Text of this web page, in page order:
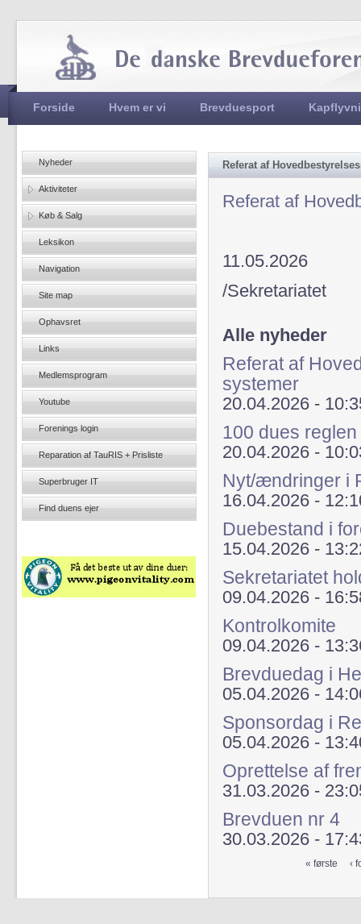
Hovedmenu
Forside Hvem er vi Brevduesport
Referat af
Referat af
11.05.2026
/Sekretariatet
Alle nyheder
Referat af
systemer
20.04.2026 -
100 dues
20.04.2026 -
Nyt/ændringer i
16.04.2026 -
Duebestand i
15.04.2026 -
Sekretariatet
09.04.2026 -
Kontrolkomite
09.04.2026 -
Brevduedag i
05.04.2026 -
Sponsordag i
05.04.2026 -
Oprettelse af
31.03.2026 -
Brevduen nr 4
30.03.2026 -
« første ‹
Nyheder
Aktiviteter
Køb & Salg
Leksikon
Navigation
Site map
Ophavsret
Links
Medlemsprogram
Youtube
Forenings login
Reparation af TauRIS + Prisliste
Superbruger IT
Find duens ejer